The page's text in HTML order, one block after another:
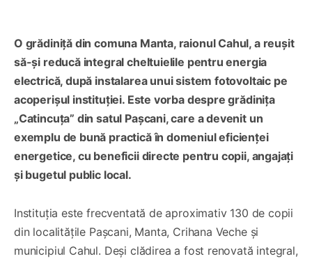
O grădiniță din comuna Manta, raionul Cahul, a reușit
să-și reducă integral cheltuielile pentru energia
electrică, după instalarea unui sistem fotovoltaic pe
acoperișul instituției. Este vorba despre grădinița
„Catincuța” din satul Pașcani, care a devenit un
exemplu de bună practică în domeniul eficienței
energetice, cu beneficii directe pentru copii, angajați
și bugetul public local.
Instituția este frecventată de aproximativ 130 de copii
din localitățile Pașcani, Manta, Crihana Veche și
municipiul Cahul. Deși clădirea a fost renovată integral,